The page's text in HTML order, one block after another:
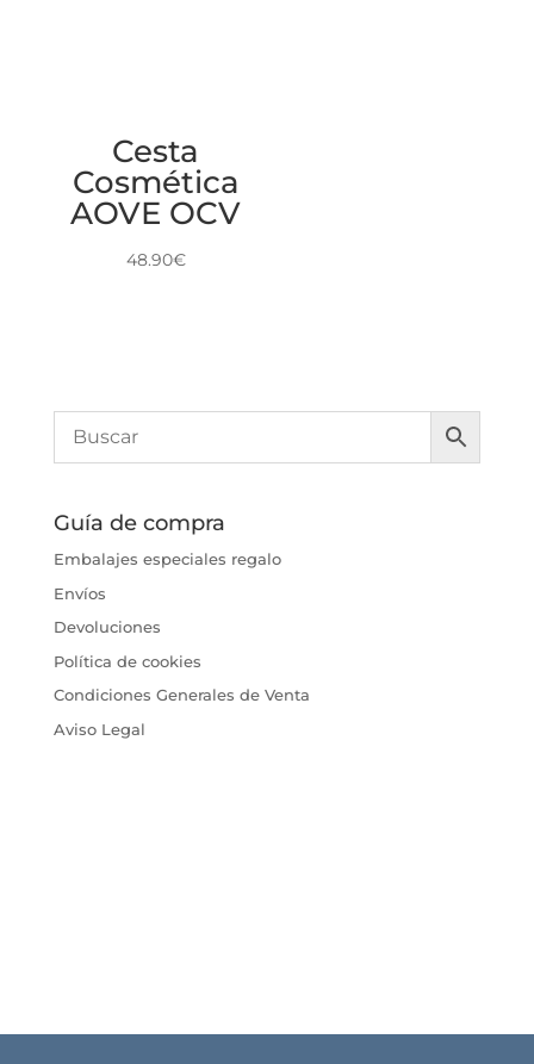
Cesta
Cosmética
AOVE OCV
48.90€
Guía de compra
Embalajes especiales regalo
Envíos
Devoluciones
Política de cookies
Condiciones Generales de Venta
Aviso Legal